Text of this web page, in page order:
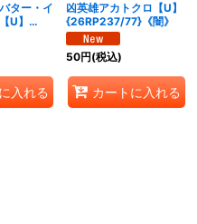
ター・イ
U】
《闇》
入れる
凶英雄アカトクロ【U】
{26RP237/77}《闇》
50円(税込)
カートに入れる